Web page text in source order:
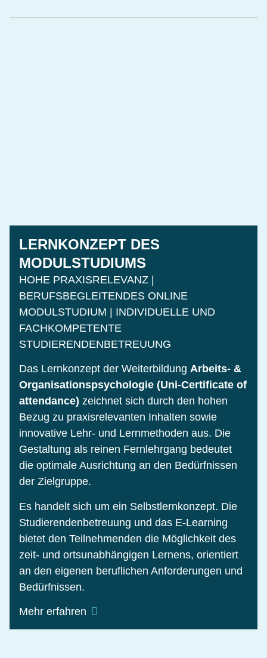
LERNKONZEPT DES
MODULSTUDIUMS
HOHE PRAXISRELEVANZ |
BERUFSBEGLEITENDES ONLINE
MODULSTUDIUM | INDIVIDUELLE UND
FACHKOMPETENTE
STUDIERENDENBETREUUNG
Das Lernkonzept der Weiterbildung Arbeits- &
Organisationspsychologie (Uni-Certificate of
attendance) zeichnet sich durch den hohen
Bezug zu praxisrelevanten Inhalten sowie
innovative Lehr- und Lernmethoden aus. Die
Gestaltung als reinen Fernlehrgang bedeutet
die optimale Ausrichtung an den Bedürfnissen
der Zielgruppe.
Es handelt sich um ein Selbstlernkonzept. Die
Studierendenbetreuung und das E-Learning
bietet den Teilnehmenden die Möglichkeit des
zeit- und ortsunabhängigen Lernens, orientiert
an den eigenen beruflichen Anforderungen und
Bedürfnissen.
Mehr erfahren
Der Einsatz moderner E-Learning-